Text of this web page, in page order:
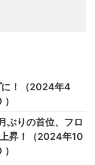
に！（2024年4
ぶりの首位、フロ
昇！（2024年10